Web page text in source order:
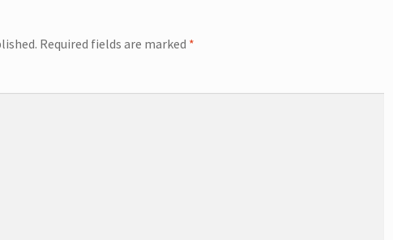
Required fields are marked *